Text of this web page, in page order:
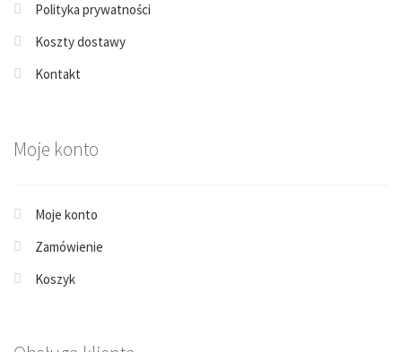
Polityka prywatności
Koszty dostawy
Kontakt
Moje konto
Moje konto
Zamówienie
Koszyk